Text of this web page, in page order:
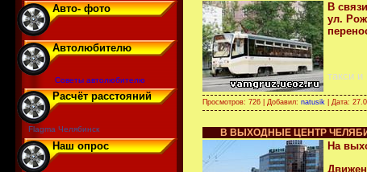
Авто- фото
Автолюбителю
Советы автолюбителю
Расчёт расстояний
Flagma Челябинск
Наш опрос
В
ул.
такси и
Просмотров: 726 | Добавил: natusik | Дата:
В ВЫХОДНЫЕ ЦЕНТР
На